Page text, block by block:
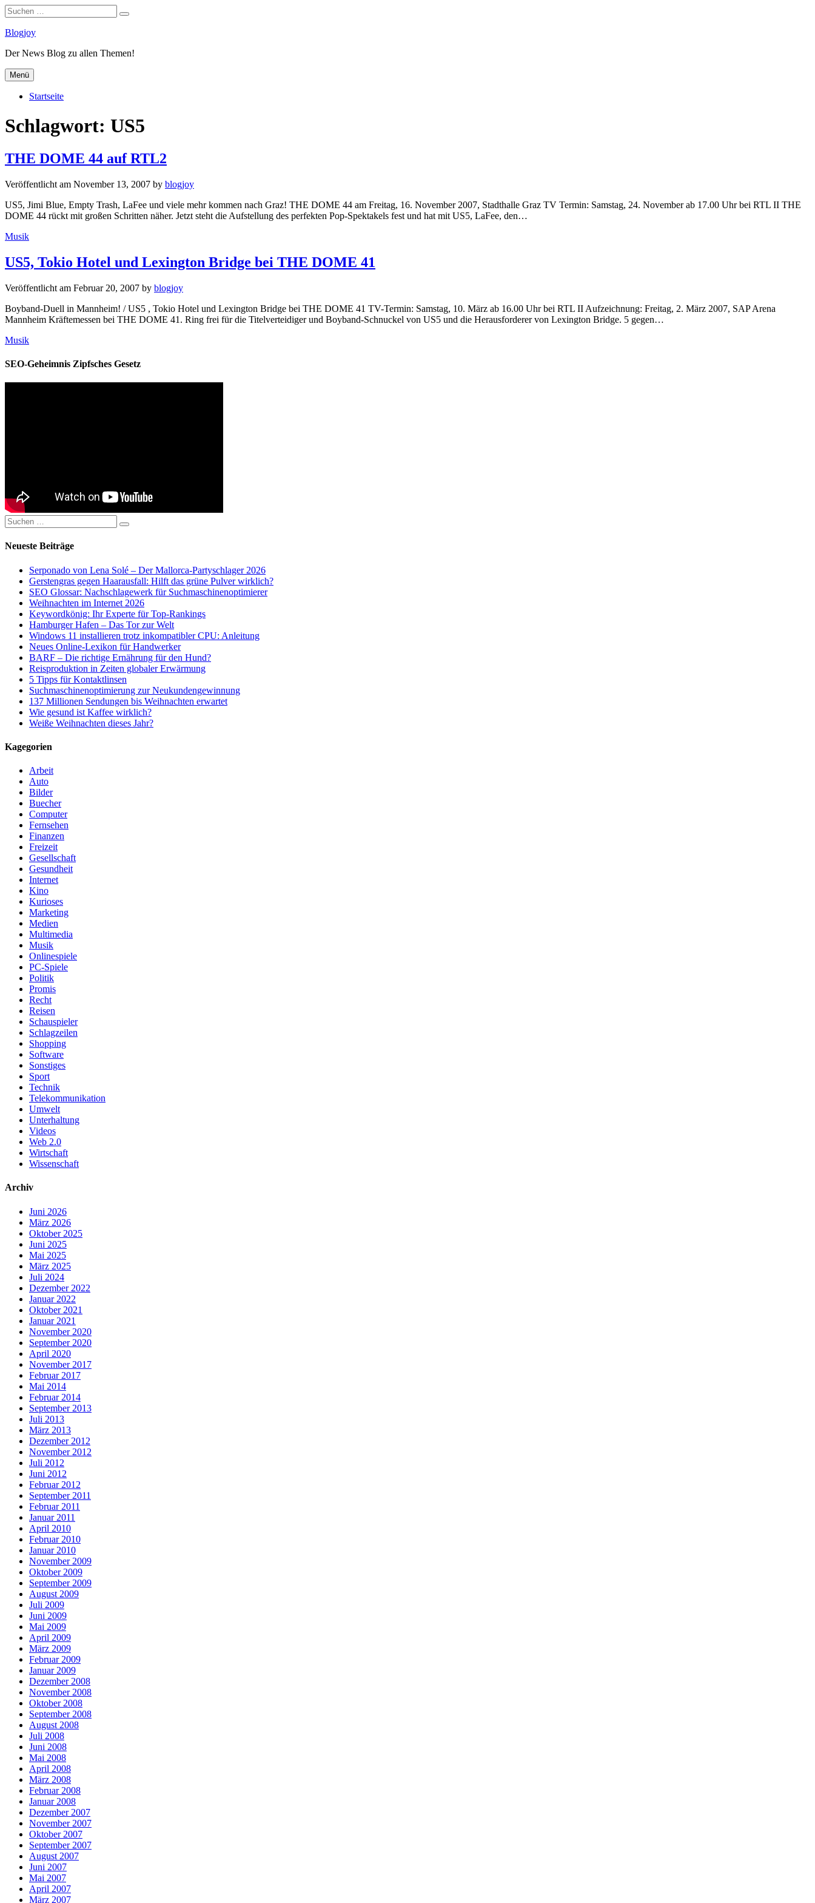
Suchen
nach:
Suchen
Zum
springen
Blogjoy
Der News Blog zu allen Themen!
Menü
Startseite
Schlagwort: US5
THE DOME 44 auf RTL2
Veröffentlicht am November 13, 2007 by blogjoy
US5, Jimi Blue, Empty Trash, LaFee und viele mehr kommen nach Graz! THE DOME 44 am Freitag, 16. November 2007, Stadthalle Graz TV Termin: Samstag, 24. November ab 17.00 Uhr bei RTL II THE
DOME 44 rückt mit großen Schritten näher. Jetzt steht die Aufstellung des perfekten Pop-Spektakels fest und hat mit US5, LaFee, den…
Kategorien
Musik
US5, Tokio Hotel und Lexington Bridge bei THE DOME 41
Veröffentlicht am Februar 20, 2007 by blogjoy
Boyband-Duell in Mannheim! / US5 , Tokio Hotel und Lexington Bridge bei THE DOME 41 TV-Termin: Samstag, 10. März ab 16.00 Uhr bei RTL II Aufzeichnung: Freitag, 2. März 2007, SAP Arena
Mannheim Kräftemessen bei THE DOME 41. Ring frei für die Titelverteidiger und Boyband-Schnuckel von US5 und die Herausforderer von Lexington Bridge. 5 gegen…
Kategorien
Musik
SEO-Geheimnis Zipfsches Gesetz
Suchen
nach:
Suchen
Neueste Beiträge
Serponado von Lena Solé – Der Mallorca-Partyschlager 2026
Gerstengras gegen Haarausfall: Hilft das grüne Pulver wirklich?
SEO Glossar: Nachschlagewerk für Suchmaschinenoptimierer
Weihnachten im Internet 2026
Keywordkönig: Ihr Experte für Top-Rankings
Hamburger Hafen – Das Tor zur Welt
Windows 11 installieren trotz inkompatibler CPU: Anleitung
Neues Online-Lexikon für Handwerker
BARF – Die richtige Ernährung für den Hund?
Reisproduktion in Zeiten globaler Erwärmung
5 Tipps für Kontaktlinsen
Suchmaschinenoptimierung zur Neukundengewinnung
137 Millionen Sendungen bis Weihnachten erwartet
Wie gesund ist Kaffee wirklich?
Weiße Weihnachten dieses Jahr?
Kagegorien
Arbeit
Auto
Bilder
Buecher
Computer
Fernsehen
Finanzen
Freizeit
Gesellschaft
Gesundheit
Internet
Kino
Kurioses
Marketing
Medien
Multimedia
Musik
Onlinespiele
PC-Spiele
Politik
Promis
Recht
Reisen
Schauspieler
Schlagzeilen
Shopping
Software
Sonstiges
Sport
Technik
Telekommunikation
Umwelt
Unterhaltung
Videos
Web 2.0
Wirtschaft
Wissenschaft
Archiv
Juni 2026
März 2026
Oktober 2025
Juni 2025
Mai 2025
März 2025
Juli 2024
Dezember 2022
Januar 2022
Oktober 2021
Januar 2021
November 2020
September 2020
April 2020
November 2017
Februar 2017
Mai 2014
Februar 2014
September 2013
Juli 2013
März 2013
Dezember 2012
November 2012
Juli 2012
Juni 2012
Februar 2012
September 2011
Februar 2011
Januar 2011
April 2010
Februar 2010
Januar 2010
November 2009
Oktober 2009
September 2009
August 2009
Juli 2009
Juni 2009
Mai 2009
April 2009
März 2009
Februar 2009
Januar 2009
Dezember 2008
November 2008
Oktober 2008
September 2008
August 2008
Juli 2008
Juni 2008
Mai 2008
April 2008
März 2008
Februar 2008
Januar 2008
Dezember 2007
November 2007
Oktober 2007
September 2007
August 2007
Juni 2007
Mai 2007
April 2007
März 2007